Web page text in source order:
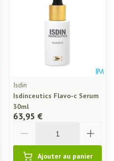
Isdin
Isdinceutics Flavo-c Serum
30ml
63,95 €
Ajouter au panier